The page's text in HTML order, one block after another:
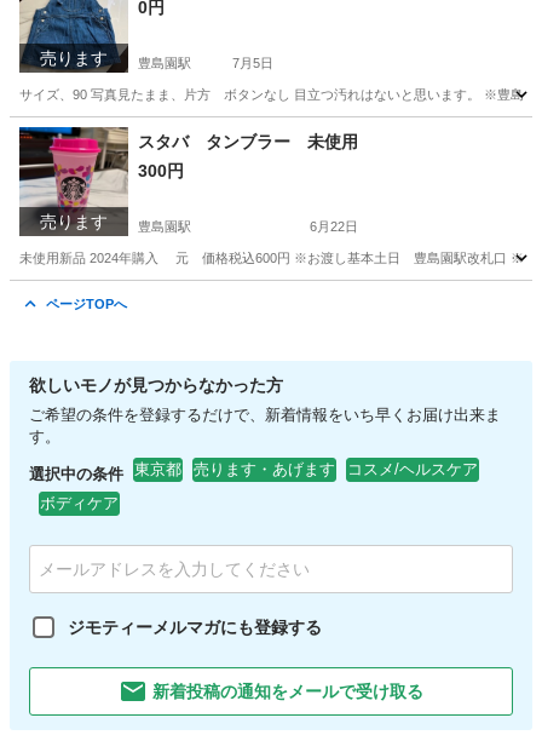
売ります
0円
豊島園駅 7月5日
サイズ、90 写真見たまま、片方 ボタンなし 目立つ汚れはないと思います。 ※豊島
東京 練馬区 豊島園駅 キッズ用品 ボタン
売ります
スタバ タンブラー 未使用
300円
豊島園駅 6月22日
未使用新品 2024年購入 元 価格税込600円 ※お渡し基本土日 豊島園駅改札口 ※返
ページTOPへ
欲しいモノが見つからなかった方
ご希望の条件を登録するだけで、新着情報をいち早くお届け出来ま
す。
選択中の条件 東京都 売ります・あげます
コスメ/ヘルスケア
ボディケア
ジモティーメルマガにも登録する
新着投稿の通知をメールで受け取る